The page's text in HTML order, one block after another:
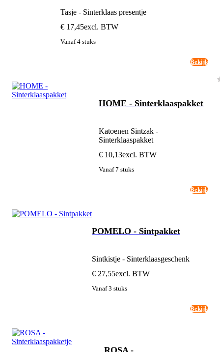
Tasje - Sinterklaas presentje
€ 17,45excl. BTW
Vanaf 4 stuks
Bekijk
HOME - Sinterklaaspakket
Katoenen Sintzak -
Sinterklaaspakket
€ 10,13excl. BTW
Vanaf 7 stuks
Bekijk
POMELO - Sintpakket
Sintkistje - Sinterklaasgeschenk
€ 27,55excl. BTW
Vanaf 3 stuks
Bekijk
ROSA -